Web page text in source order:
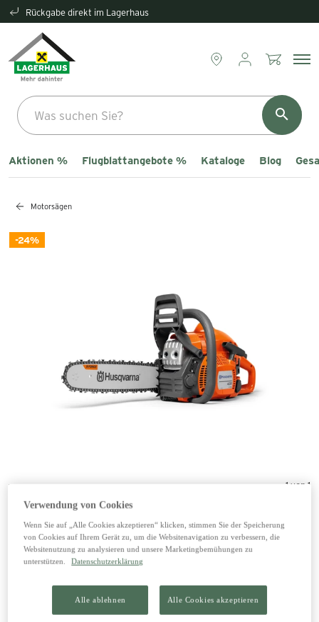
Rückgabe direkt im Lagerhaus
Aktionen % Flugblattangebote % Kataloge Blog
Motorsägen
-24%
1 von 1
Motorsäge 435 Mark II
379,00 €
inkl. 20% MwSt zzgl. Versand
Verwendung von Cookies
Wenn Sie auf „Alle Cookies akzeptieren“ klicken, stimmen Sie der Speicherung
von Cookies auf Ihrem Gerät zu, um die Websitenavigation zu verbessern, die
Websitenutzung zu analysieren und unsere Marketingbemühungen zu
unterstützen.
Datenschutzerklärung
Alle ablehnen Alle Cookies akzeptieren